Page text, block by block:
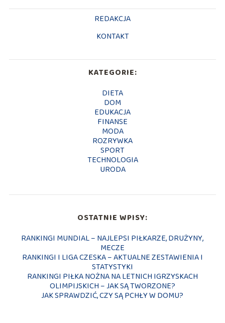
REDAKCJA
KONTAKT
KATEGORIE:
DIETA
DOM
EDUKACJA
FINANSE
MODA
ROZRYWKA
SPORT
TECHNOLOGIA
URODA
OSTATNIE WPISY:
RANKINGI MUNDIAL – NAJLEPSI PIŁKARZE, DRUŻYNY,
MECZE
RANKINGI I LIGA CZESKA – AKTUALNE ZESTAWIENIA I
STATYSTYKI
RANKINGI PIŁKA NOŻNA NA LETNICH IGRZYSKACH
OLIMPIJSKICH – JAK SĄ TWORZONE?
JAK SPRAWDZIĆ, CZY SĄ PCHŁY W DOMU?